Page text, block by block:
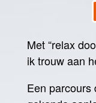
Met “relax
ik trouw aan
Een parcours